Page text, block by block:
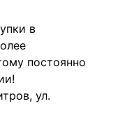
в
постоянно
ул.